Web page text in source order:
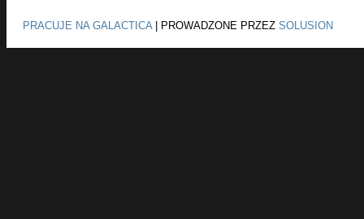
PRACUJE NA GALACTICA| PROWADZONE PRZEZ SOLUSION